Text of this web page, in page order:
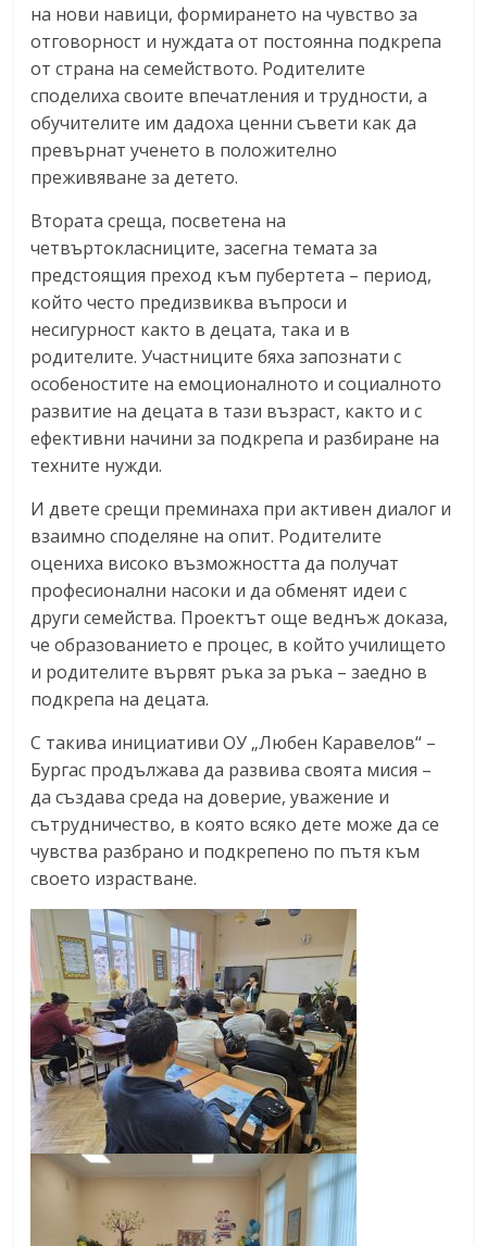
на нови навици, формирането на чувство за
отговорност и нуждата от постоянна подкрепа
от страна на семейството. Родителите
споделиха своите впечатления и трудности, а
обучителите им дадоха ценни съвети как да
превърнат ученето в положително
преживяване за детето.
Втората среща, посветена на
четвъртокласниците, засегна темата за
предстоящия преход към пубертета – период,
който често предизвиква въпроси и
несигурност както в децата, така и в
родителите. Участниците бяха запознати с
особеностите на емоционалното и социалното
развитие на децата в тази възраст, както и с
ефективни начини за подкрепа и разбиране на
техните нужди.
И двете срещи преминаха при активен диалог и
взаимно споделяне на опит. Родителите
оцениха високо възможността да получат
професионални насоки и да обменят идеи с
други семейства. Проектът още веднъж доказа,
че образованието е процес, в който училището
и родителите вървят ръка за ръка – заедно в
подкрепа на децата.
С такива инициативи ОУ „Любен Каравелов“ –
Бургас продължава да развива своята мисия –
да създава среда на доверие, уважение и
сътрудничество, в която всяко дете може да се
чувства разбрано и подкрепено по пътя към
своето израстване.